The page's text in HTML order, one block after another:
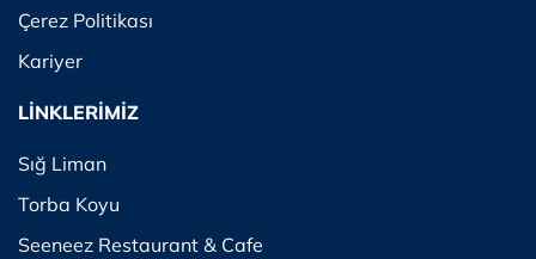
Çerez Politikası
Kariyer
LİNKLERİMİZ
Sığ Liman
Torba Koyu
Seeneez Restaurant & Cafe